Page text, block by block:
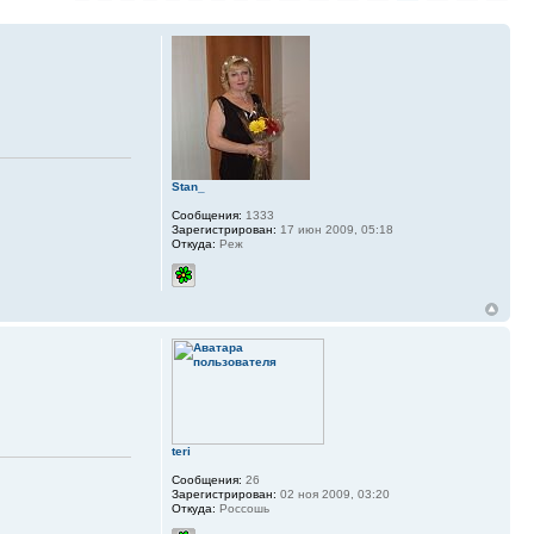
Stan_
Сообщения: 1333
Зарегистрирован: 17 июн 2009, 05:18
Откуда: Реж
teri
Сообщения: 26
Зарегистрирован: 02 ноя 2009, 03:20
Откуда: Россошь